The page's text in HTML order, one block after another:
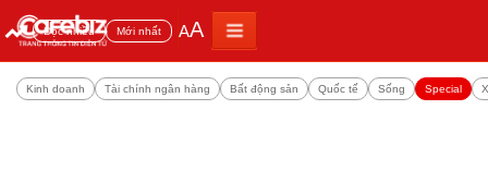
Đọc nhiều Mới nhất AA
Kinh doanh Tài chính ngân hàng Bất động sản Quốc tế Sống Special